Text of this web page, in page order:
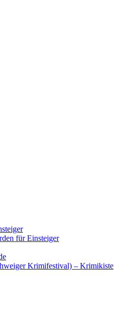
für Einsteiger
Krimifestival) – Krimikiste